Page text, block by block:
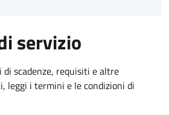
servizio
di scadenze, requisiti e altre
leggi i termini e le condizioni di